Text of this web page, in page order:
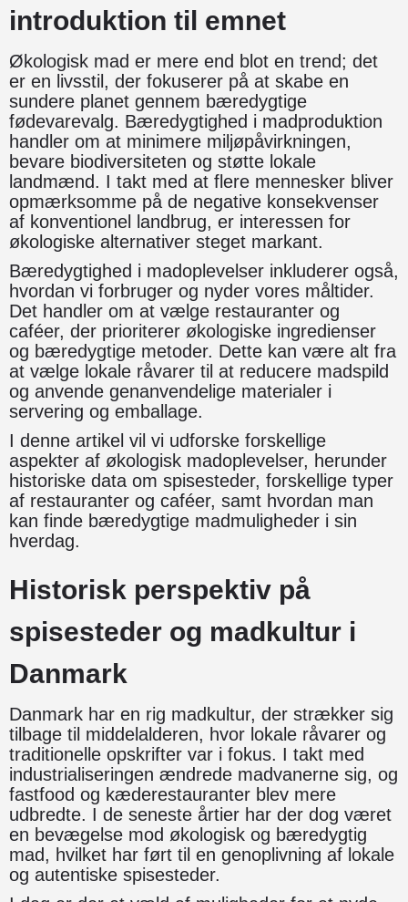
introduktion til emnet
Økologisk mad er mere end blot en trend; det
er en livsstil, der fokuserer på at skabe en
sundere planet gennem bæredygtige
fødevarevalg. Bæredygtighed i madproduktion
handler om at minimere miljøpåvirkningen,
bevare biodiversiteten og støtte lokale
landmænd. I takt med at flere mennesker bliver
opmærksomme på de negative konsekvenser
af konventionel landbrug, er interessen for
økologiske alternativer steget markant.
Bæredygtighed i madoplevelser inkluderer også,
hvordan vi forbruger og nyder vores måltider.
Det handler om at vælge restauranter og
caféer, der prioriterer økologiske ingredienser
og bæredygtige metoder. Dette kan være alt fra
at vælge lokale råvarer til at reducere madspild
og anvende genanvendelige materialer i
servering og emballage.
I denne artikel vil vi udforske forskellige
aspekter af økologisk madoplevelser, herunder
historiske data om spisesteder, forskellige typer
af restauranter og caféer, samt hvordan man
kan finde bæredygtige madmuligheder i sin
hverdag.
Historisk perspektiv på
spisesteder og madkultur i
Danmark
Danmark har en rig madkultur, der strækker sig
tilbage til middelalderen, hvor lokale råvarer og
traditionelle opskrifter var i fokus. I takt med
industrialiseringen ændrede madvanerne sig, og
fastfood og kæderestauranter blev mere
udbredte. I de seneste årtier har der dog været
en bevægelse mod økologisk og bæredygtig
mad, hvilket har ført til en genoplivning af lokale
og autentiske spisesteder.